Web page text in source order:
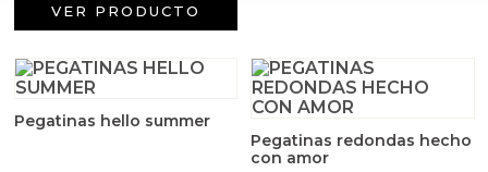
VER PRODUCTO
Pegatinas hello summer
Pegatinas redondas hecho
con amor